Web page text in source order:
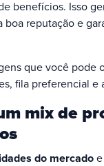
benefícios. Isso
boa reputação e
que você pode
fila preferencial e
mix de
do mercado e